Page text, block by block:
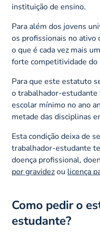
instituição de ensino.
Para além dos jovens
os profissionais no ativo
o que é cada vez mais
forte competitividade do
Para que este estatuto
o trabalhador-
escolar mínimo no ano
metade das disciplinas
Esta condição deixa de
trabalhador-estudante
doença profissional,
por gravidezou licença
Como pedir o
estudante?